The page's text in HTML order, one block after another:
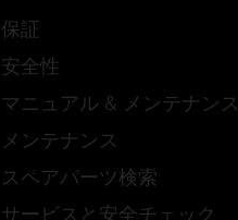
保証
安全性
マニュアル & メンテナンス
メンテナンス
スペアパーツ検索
サービスと安全チェック